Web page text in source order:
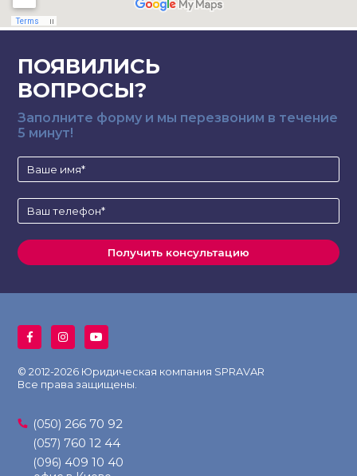
ПОЯВИЛИСЬ
ВОПРОСЫ?
Заполните форму и мы перезвоним в течение
5 минут!
© 2012-2026 Юридическая компания SPRAVAR
Все права защищены.
(050)266 70 92
(057) 760 12 44
(096) 409 10 40